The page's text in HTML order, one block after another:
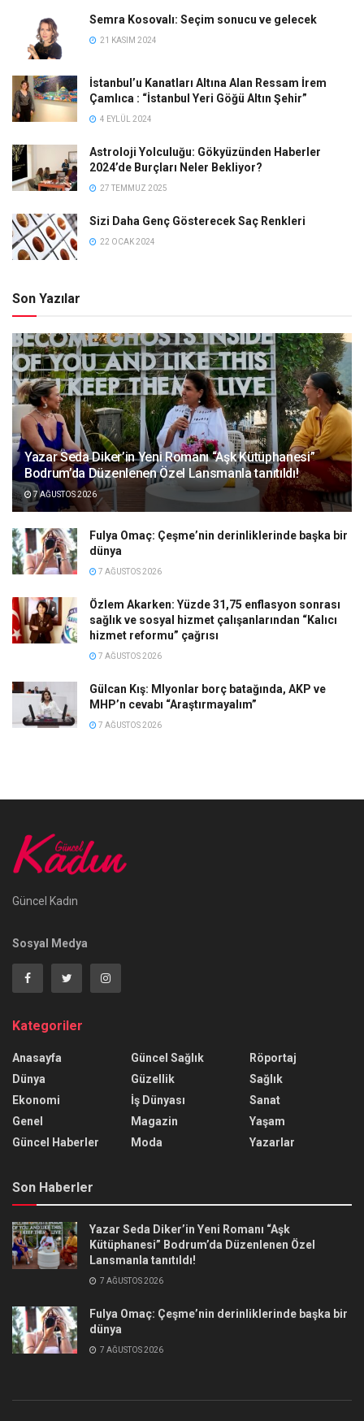
Semra Kosovalı: Seçim sonucu ve gelecek
21 KASIM 2024
İstanbul’u Kanatları Altına Alan Ressam İrem
Çamlıca : “İstanbul Yeri Göğü Altın Şehir”
4 EYLÜL 2024
Astroloji Yolculuğu: Gökyüzünden Haberler
2024’de Burçları Neler Bekliyor?
27 TEMMUZ 2025
Sizi Daha Genç Gösterecek Saç Renkleri
22 OCAK 2024
Son Yazılar
Yazar Seda Diker’in Yeni Romanı “Aşk Kütüphanesi”
Bodrum’da Düzenlenen Özel Lansmanla tanıtıldı!
7 AĞUSTOS 2026
Fulya Omaç: Çeşme’nin derinliklerinde başka bir
dünya
7 AĞUSTOS 2026
Özlem Akarken: Yüzde 31,75 enflasyon sonrası
sağlık ve sosyal hizmet çalışanlarından “Kalıcı
hizmet reformu” çağrısı
7 AĞUSTOS 2026
Gülcan Kış: Mlyonlar borç batağında, AKP ve
MHP’n cevabı “Araştırmayalım”
7 AĞUSTOS 2026
Güncel Kadın
Sosyal Medya
Kategoriler
Anasayfa
Dünya
Ekonomi
Genel
Güncel Haberler
Güncel Sağlık
Güzellik
İş Dünyası
Magazin
Moda
Röportaj
Sağlık
Sanat
Yaşam
Yazarlar
Son Haberler
Yazar Seda Diker’in Yeni Romanı “Aşk
Kütüphanesi” Bodrum’da Düzenlenen Özel
Lansmanla tanıtıldı!
7 AĞUSTOS 2026
Fulya Omaç: Çeşme’nin derinliklerinde başka bir
dünya
7 AĞUSTOS 2026